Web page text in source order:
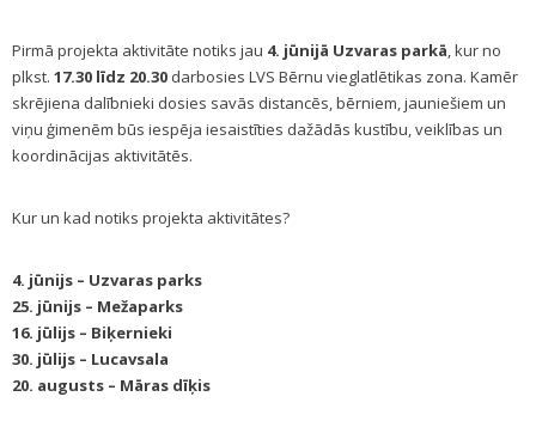
Pirmā projekta aktivitāte notiks jau 4. jūnijā Uzvaras parkā, kur no
plkst. 17.30 līdz 20.30 darbosies LVS Bērnu vieglatlētikas zona. Kamēr
skrējiena dalībnieki dosies savās distancēs, bērniem, jauniešiem un
viņu ģimenēm būs iespēja iesaistīties dažādās kustību, veiklības un
koordinācijas aktivitātēs.
Kur un kad notiks projekta aktivitātes?
4. jūnijs – Uzvaras parks
25. jūnijs – Mežaparks
16. jūlijs – Biķernieki
30. jūlijs – Lucavsala
20. augusts – Māras dīķis